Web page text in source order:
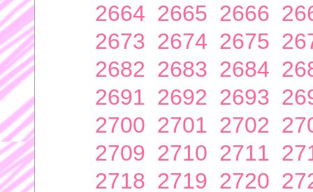
2664 2665 2666
2673 2674 2675
2682 2683 2684
2691 2692 2693
2700 2701 2702
2709 2710 2711
2718 2719 2720